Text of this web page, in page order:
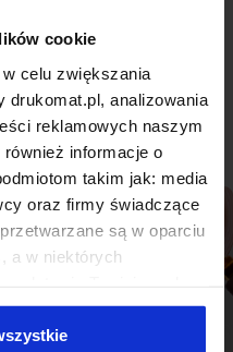
cookie
celu zwiększania
drukomat.pl, analizowania
reklamowych naszym
informacje o
takim jak: media
oraz firmy świadczące
są w oparciu
a w niektórych
i przetwarzane są
z których listą